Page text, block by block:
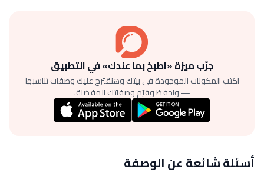
جرّب ميزة «اطبخ بما عندك» في التطبيق
اكتب المكونات الموجودة في بيتك وهنقترح عليك وصفات تناسبها
— واحفظ وقيّم وصفاتك المفضلة.
أسئلة شائعة عن الوصفة